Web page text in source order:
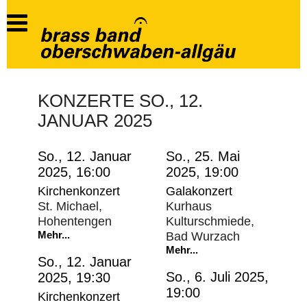
KONZERTE SO., 12.
JANUAR 2025
So., 12. Januar
2025, 16:00
Kirchenkonzert
St. Michael,
Hohentengen
Mehr...
So., 12. Januar
2025, 19:30
Kirchenkonzert
So., 25. Mai
2025, 19:00
Galakonzert
Kurhaus
Kulturschmiede,
Bad Wurzach
Mehr...
So., 6. Juli 2025,
19:00